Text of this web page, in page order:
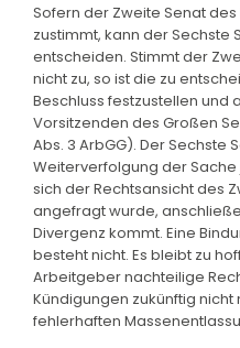
Sofern der Zweite Senat
zustimmt, kann der Sechste
entscheiden. Stimmt der
nicht zu, so ist die zu
Beschluss festzustellen und
Vorsitzenden des Großen
Abs. 3 ArbGG). Der Sechste
Weiterverfolgung der
sich der Rechtsansicht des
angefragt wurde,
Divergenz kommt. Eine
besteht nicht. Es bleibt zu
Arbeitgeber nachteilige
Kündigungen zukünftig
fehlerhaften